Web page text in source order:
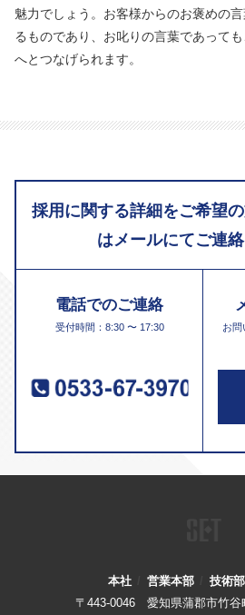
魅力でしょう。お客様からのお褒めの
るものであり、お叱りの言葉であって
へとつなげられます。
採用に関する詳細をご希望
はメールにてご連
電話でのご連絡
受付時間：8:30 〜 17:30
お問
本社 営業本部 技術部
〒443-0046 愛知県蒲郡市竹谷